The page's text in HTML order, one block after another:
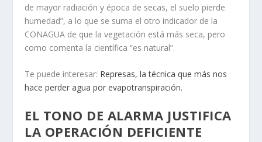
de mayor radiación y época de secas, el suelo pierde
humedad”, a lo que se suma el otro indicador de la
CONAGUA de que la vegetación está más seca, pero
como comenta la científica “es natural”.
Te puede interesar: Represas, la técnica que más nos
hace perder agua por evapotranspiración.
EL TONO DE ALARMA JUSTIFICA
LA OPERACIÓN DEFICIENTE